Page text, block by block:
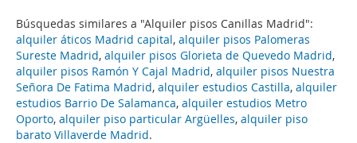
Búsquedas similares a "Alquiler pisos Canillas Madrid":
alquiler áticos Madrid capital, alquiler pisos Palomeras
Sureste Madrid, alquiler pisos Glorieta de Quevedo Madrid,
alquiler pisos Ramón Y Cajal Madrid, alquiler pisos Nuestra
Señora De Fatima Madrid, alquiler estudios Castilla, alquiler
estudios Barrio De Salamanca, alquiler estudios Metro
Oporto, alquiler piso particular Argüelles, alquiler piso
barato Villaverde Madrid.